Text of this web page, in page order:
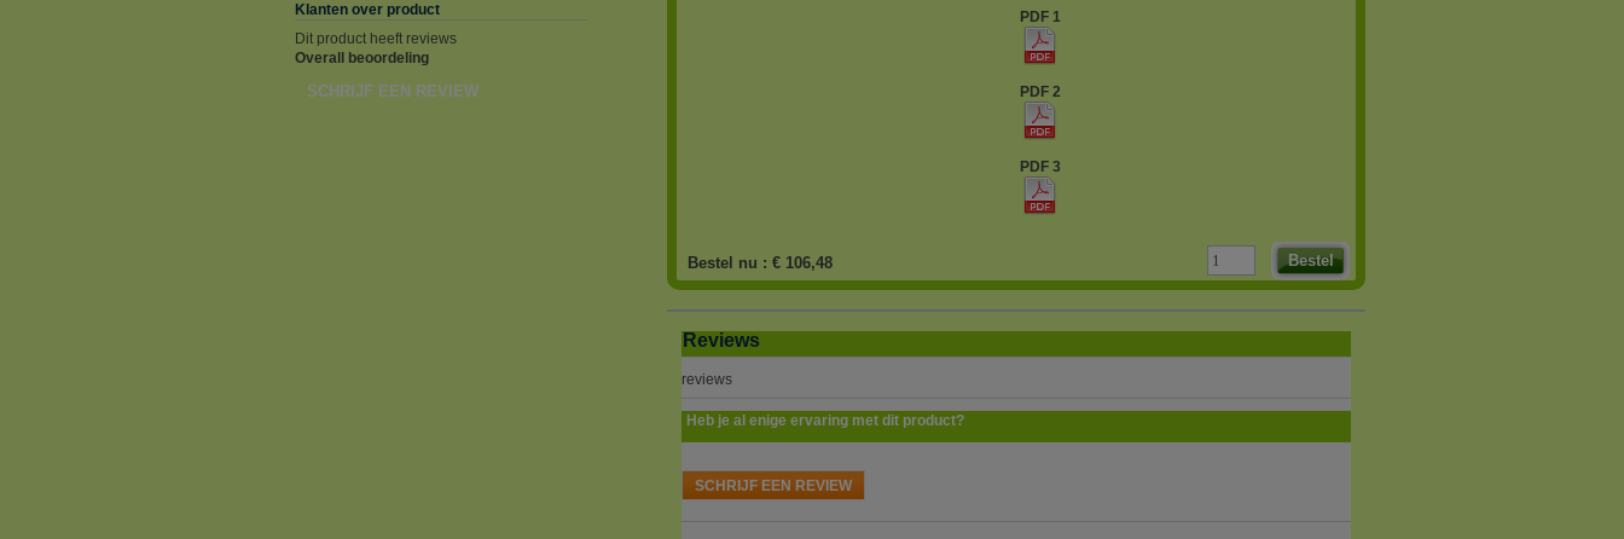
Klanten over product
Dit product heeft reviews
Overall beoordeling
SCHRIJF EEN REVIEW
PDF 1
PDF 2
PDF 3
Bestel nu : € 106,48 Bestel
Reviews
reviews
Heb je al enige ervaring met dit product?
SCHRIJF EEN REVIEW